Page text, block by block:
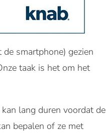
smartphone) gezien
taak is het om het
lang duren voordat de
bepalen of ze met